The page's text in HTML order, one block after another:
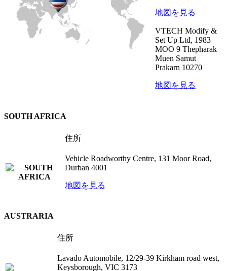
地図を見る
VTECH Modify &
Set Up Ltd, 1983
MOO 9 Thepharak
Muen Samut
Prakarn 10270
地図を見る
SOUTH AFRICA
住所
Vehicle Roadworthy Centre, 131 Moor Road,
Durban 4001
地図を見る
AUSTRARIA
住所
Lavado Automobile, 12/29-39 Kirkham road west,
Keysborough, VIC 3173